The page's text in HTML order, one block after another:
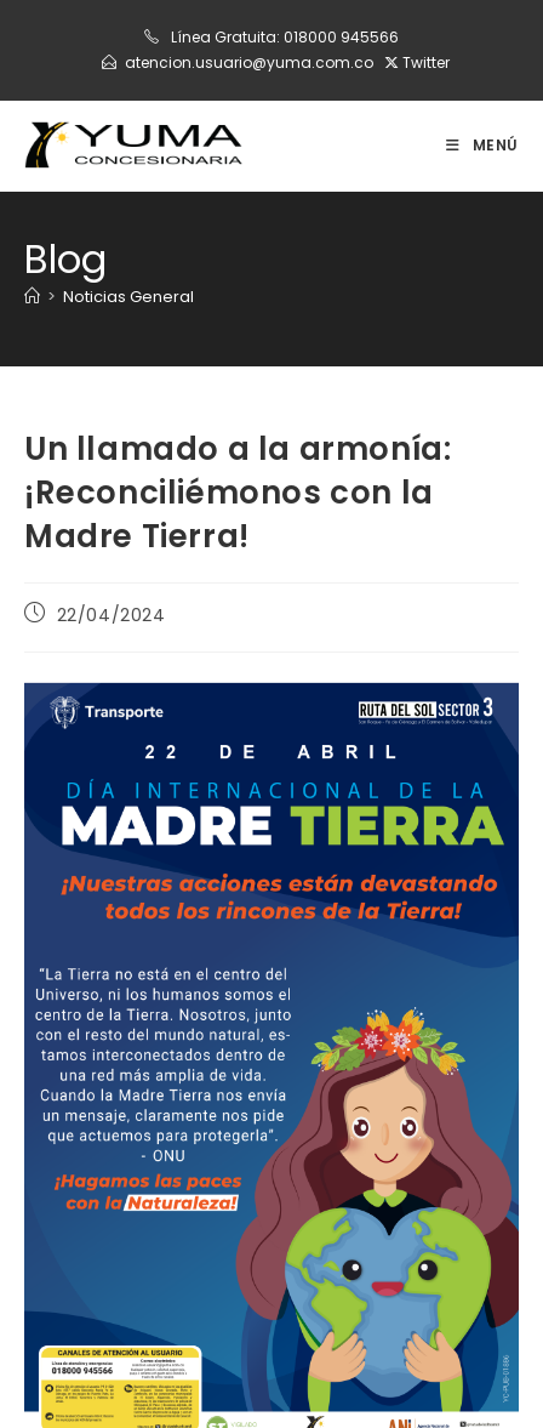
Línea Gratuita: 018000 945566
atencion.usuario@yuma.com.co
Twitter
MENÚ
Blog
> Noticias General
Un llamado a la armonía:
¡Reconciliémonos con la
Madre Tierra!
Publicación
entrada:
22/04/2024